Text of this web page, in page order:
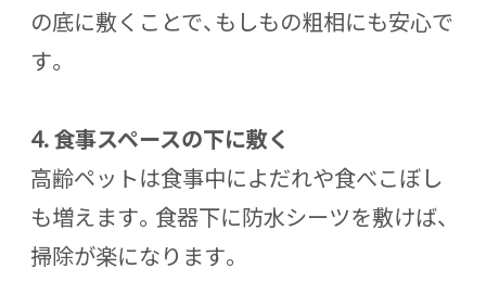
の底に敷くことで、もしもの粗相にも安心で
す。
4.食事スペースの下に敷く
高齢ペットは食事中によだれや食べこぼし
も増えます。食器下に防水シーツを敷けば、
掃除が楽になります。